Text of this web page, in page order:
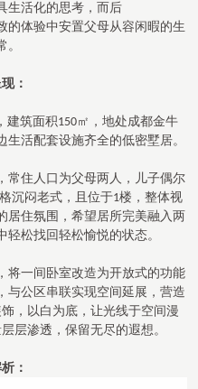
生活化的思考，而后
的体验中安置父母从容闲暇的生
。
：
建筑面积150㎡，地处成都金牛
活配套设施齐全的低密墅居。
常住人口为父母两人，儿子偶尔
沉闷老式，且位于1楼，整体视
居住氛围，希望居所完美融入两
松找回轻松愉悦的状态。
将一间卧室改造为开放式的功能
与公区串联实现空间延展，营造
，以白为底，让光线于空间漫
层渗透，保留无尽的遐想。
：